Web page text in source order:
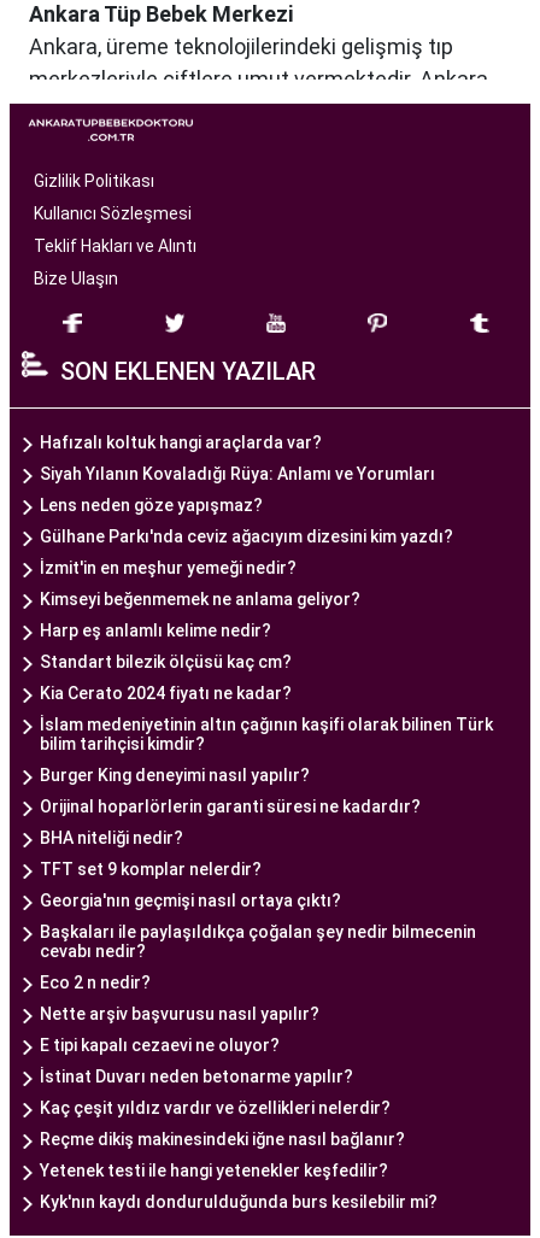
Ankara Tüp Bebek Merkezi
Ankara, üreme teknolojilerindeki gelişmiş tıp
merkezleriyle çiftlere umut vermektedir. Ankara
Tüp Bebek Merkezi, kısırlık sorunu yaşayan
çiftlere profesyonel ve bireysel bir yaklaşımla
hizmet sunan bir sağlık kuruluşudur. Modern
tıbbın son teknolojilerini kullanarak, çiftlere
başarılı tüp bebek tedavileri sunmayı amaçlar.
bir ekip tarafından yönetilmektedir. Burada görev
alan tıp profesyonelleri, çiftlere kişiselleştirilmiş
tedavi planları sunarak, her çiftin özel durumunu
dikkate alır. Ayrıca, merkezde kullanılan teknoloji
ve ekipmanlar, tedavi sürecini daha etkili ve
güvenli hale getirir.
Ankara Tüp Bebek Merkezi, hasta odaklı hizmet
anlayışı ve etik prensipler çerçevesinde, çiftlere
sağlıklı bir gebelik yaşama şansı tanıyan kapsamlı
bir tüp bebek hizmeti sunar.
Ankara Tüp Bebek Doktoru
Tüp bebek tedavisi, uzman bir ekibin liderliğinde
ve deneyimli bir doktorun rehberliğinde
yürütülmesi gereken bir süreçtir. Ankara Tüp
Bebek Merkezi'nde görev alan uzman tüp bebek
doktoru, çiftlere kapsamlı bir yaklaşımla tedavi
sunar.
Ankara Tüp Bebek Doktoru, tüp bebek tedavisi
sürecinde çiftlere rehberlik eder ve tedavinin her
aşamasında destek sağlar. Çiftin tıbbi geçmişini
değerlendirir, bireysel durumlarını analiz eder ve
en uygun tedavi planını oluşturur. Tedavi
sürecinde çiftlere duygusal destek sağlamak da
doktorun önemli görevlerinden biridir.
Uzman tüp bebek doktoru, Ankara Tüp Bebek
Merkezi'nde kullanılan en son teknolojiyi ve
bilimsel yöntemleri takip ederek, çiftlere en iyi
Gizlilik Politikası
Kullanıcı Sözleşmesi
Teklif Hakları ve Alıntı
Bize Ulaşın
SON EKLENEN YAZILAR
Hafızalı koltuk hangi araçlarda var?
Siyah Yılanın Kovaladığı Rüya: Anlamı ve Yorumları
Lens neden göze yapışmaz?
Gülhane Parkı'nda ceviz ağacıyım dizesini kim yazdı?
İzmit'in en meşhur yemeği nedir?
Kimseyi beğenmemek ne anlama geliyor?
Harp eş anlamlı kelime nedir?
Standart bilezik ölçüsü kaç cm?
Kia Cerato 2024 fiyatı ne kadar?
İslam medeniyetinin altın çağının kaşifi olarak bilinen Türk
bilim tarihçisi kimdir?
Burger King deneyimi nasıl yapılır?
Orijinal hoparlörlerin garanti süresi ne kadardır?
BHA niteliği nedir?
TFT set 9 komplar nelerdir?
Georgia'nın geçmişi nasıl ortaya çıktı?
Başkaları ile paylaşıldıkça çoğalan şey nedir bilmecenin
cevabı nedir?
Eco 2 n nedir?
Nette arşiv başvurusu nasıl yapılır?
E tipi kapalı cezaevi ne oluyor?
İstinat Duvarı neden betonarme yapılır?
Kaç çeşit yıldız vardır ve özellikleri nelerdir?
Reçme dikiş makinesindeki iğne nasıl bağlanır?
Yetenek testi ile hangi yetenekler keşfedilir?
Kyk'nın kaydı dondurulduğunda burs kesilebilir mi?